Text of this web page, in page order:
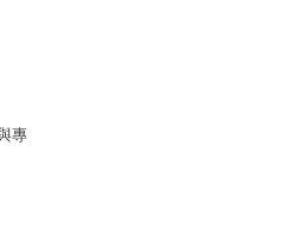
否解決您的問題？
專